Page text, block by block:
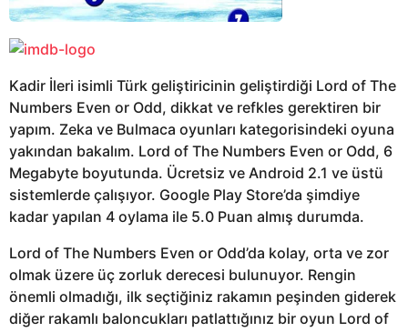
Kadir İleri isimli Türk geliştiricinin geliştirdiği Lord of The
Numbers Even or Odd, dikkat ve refkles gerektiren bir
yapım. Zeka ve Bulmaca oyunları kategorisindeki oyuna
yakından bakalım. Lord of The Numbers Even or Odd, 6
Megabyte boyutunda. Ücretsiz ve Android 2.1 ve üstü
sistemlerde çalışıyor. Google Play Store’da şimdiye
kadar yapılan 4 oylama ile 5.0 Puan almış durumda.
Lord of The Numbers Even or Odd’da kolay, orta ve zor
olmak üzere üç zorluk derecesi bulunuyor. Rengin
önemli olmadığı, ilk seçtiğiniz rakamın peşinden giderek
diğer rakamlı baloncukları patlattığınız bir oyun Lord of